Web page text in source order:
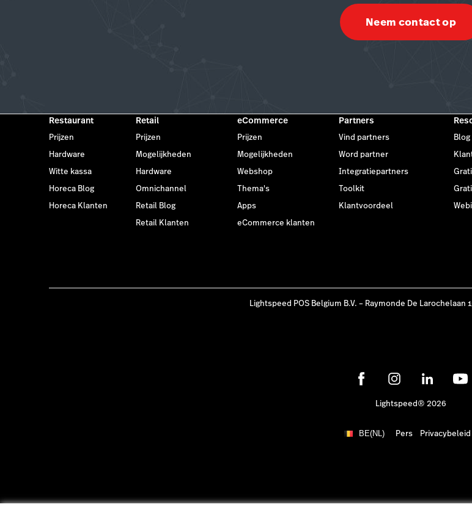
Neem contact op
Restaurant
Prijzen
Hardware
Witte kassa
Horeca Blog
Horeca Klanten
Retail
Prijzen
Mogelijkheden
Hardware
Omnichannel
Retail Blog
Retail Klanten
eCommerce
Prijzen
Mogelijkheden
Webshop
Thema's
Apps
eCommerce klanten
Partners
Vind partners
Word partner
Integratiepartners
Toolkit
Klantvoordeel
Blog
Lightspeed POS Belgium B.V. – Raymonde De Larochelaan
Lightspeed® 2026
BE(NL) Pers Privacybeleid